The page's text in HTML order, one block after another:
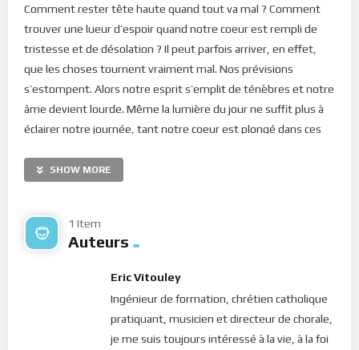
Comment rester tête haute quand tout va mal ? Comment
trouver une lueur d’espoir quand notre coeur est rempli de
tristesse et de désolation ? Il peut parfois arriver, en effet,
que les choses tournent vraiment mal. Nos prévisions
s’estompent. Alors notre esprit s’emplit de ténèbres et notre
âme devient lourde. Même la lumière du jour ne suffit plus à
éclairer notre journée, tant notre coeur est plongé dans ces
nous plonge dans des souffrances insoupçonnées destinées à
Bien aimé(e)s dans le Seigneur, il suffit de jeter un regard
L’homme s’est détourné de Dieu et s’est réfugié dans la
pseudo-sécurité provenant des choses du monde. Mais il n’y a
aucun amour vivant, et donc aucune sécurité dans les choses
du monde. Au contraire, c’est la détresse qu’on y trouve. Et si
SHOW MORE
1 Item
Auteurs
Eric Vitouley
Ingénieur de formation, chrétien catholique
pratiquant, musicien et directeur de chorale,
je me suis toujours intéressé à la vie, à la foi